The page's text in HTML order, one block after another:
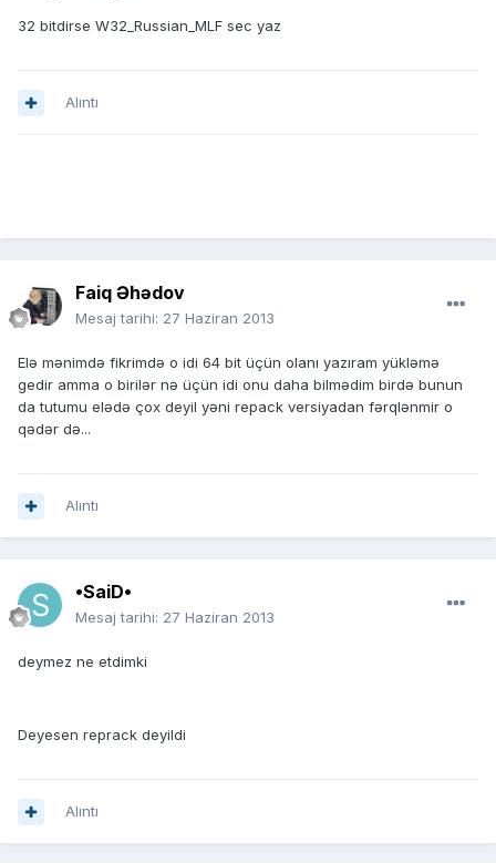
32 bitdirse W32_Russian_MLF sec yaz
Alıntı
Faiq Əhədov
Mesaj tarihi: 27 Haziran 2013
Elə mənimdə fikrimdə o idi 64 bit üçün olanı yazıram yükləmə
gedir amma o birilər nə üçün idi onu daha bilmədim birdə bunun
da tutumu elədə çox deyil yəni repack versiyadan fərqlənmir o
qədər də...
Alıntı
•SaiD•
Mesaj tarihi: 27 Haziran 2013
deymez ne etdimki
Deyesen reprack deyildi
Alıntı